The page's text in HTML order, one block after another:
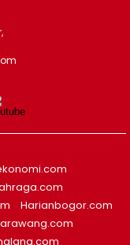
Harianbogor.com